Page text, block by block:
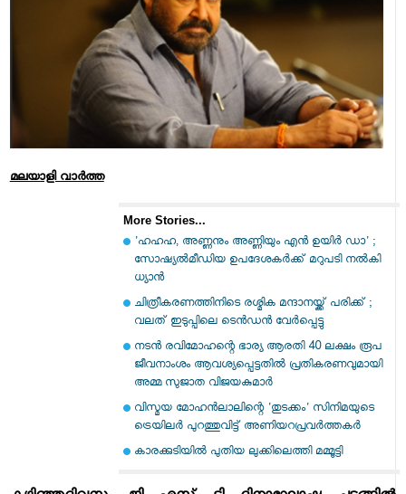
മലയാളി വാര്‍ത്ത
More Stories...
'ഹഹഹ, അണ്ണനും അണ്ണിയും എന്‍ ഉയിര്‍ ഡാ' ;
സോഷ്യല്‍മീഡിയ ഉപദേശകര്‍ക്ക് മറുപടി നല്‍കി
ധ്യാന്‍
ചിത്രീകരണത്തിനിടെ രശ്മിക മന്ദാനയ്ക്ക് പരിക്ക് ;
വലത് ഇടുപ്പിലെ ടെന്‍ഡന്‍ വേര്‍പ്പെട്ടു
നടന്‍ രവിമോഹന്റെ ഭാര്യ ആരതി 40 ലക്ഷം രൂപ
ജീവനാംശം ആവശ്യപ്പെട്ടതില്‍ പ്രതികരണവുമായി
അമ്മ സുജാത വിജയകുമാര്‍
വിസ്മയ മോഹന്‍ലാലിന്റെ 'തുടക്കം' സിനിമയുടെ
ട്രെയിലര്‍ പുറത്തുവിട്ട് അണിയറപ്രവര്‍ത്തകര്‍
കാരക്കുടിയില്‍ പുതിയ ലുക്കിലെത്തി മമ്മൂട്ടി